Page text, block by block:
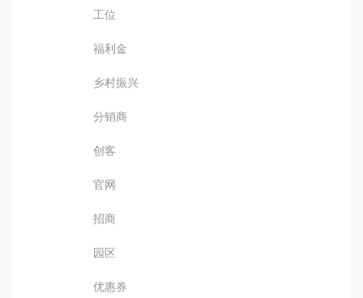
工位
福利金
乡村振兴
分销商
创客
官网
招商
园区
优惠券